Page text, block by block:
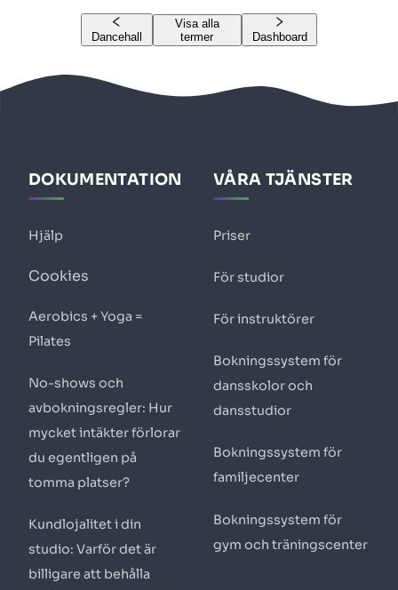
Dancehall
Visa alla
termer
Dashboard
DOKUMENTATION
Hjälp
Cookies
Aerobics + Yoga =
Pilates
No-shows och
avbokningsregler: Hur
mycket intäkter förlorar
du egentligen på
tomma platser?
Kundlojalitet i din
studio: Varför det är
billigare att behålla
VÅRA TJÄNSTER
Priser
För studior
För instruktörer
Bokningssystem för
dansskolor och
dansstudior
Bokningssystem för
familjecenter
Bokningssystem för
gym och träningscenter